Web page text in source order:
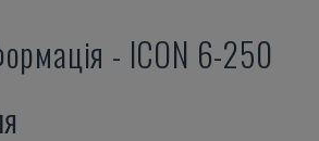
- ICON 6-250